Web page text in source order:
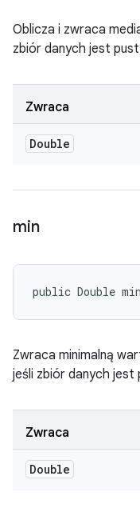
Oblicza i zwraca
zbiór danych jest
Zwraca
Double
min
public Double
Zwraca minimalną
jeśli zbiór danych jest
Zwraca
Double